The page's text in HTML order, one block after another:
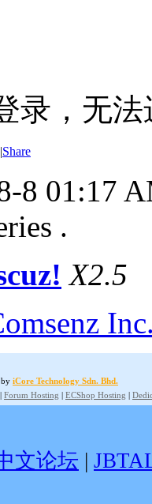
录，无
|Share
8 01:17
.
X2.5
by iCore Technology Sdn. Bhd.
| Forum Hosting | ECShop Hosting |
文论坛 |